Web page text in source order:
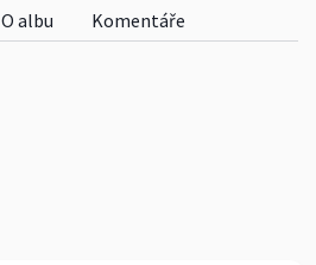
O albu
Komentáře